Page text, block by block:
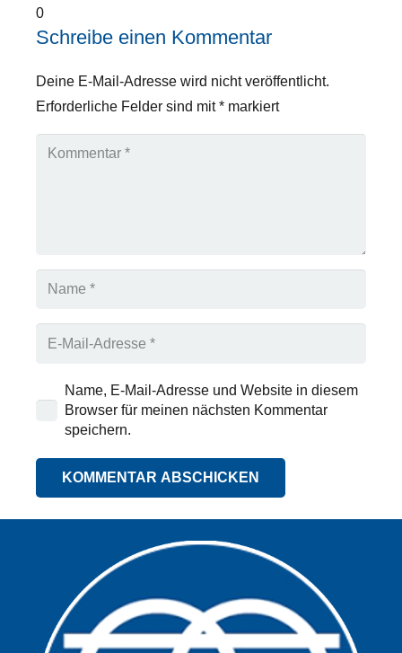
0
Schreibe einen Kommentar
Deine E-Mail-Adresse wird nicht veröffentlicht.
Erforderliche Felder sind mit* markiert
Name, E-Mail-Adresse und Website in diesem
Browser für meinen nächsten Kommentar
speichern.
KOMMENTAR ABSCHICKEN